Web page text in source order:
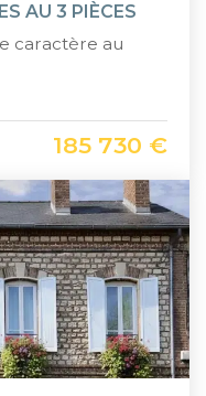
AU 3 PIÈCES
caractère au
185 730 €